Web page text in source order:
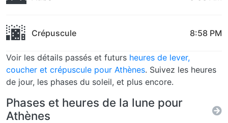
🌆 Crépuscule 8:58 PM
Voir les détails passés et futurs heures de lever,
coucher et crépuscule pour Athènes. Suivez les heures
de jour, les phases du soleil, et plus encore.
Phases et heures de la lune pour
Athènes